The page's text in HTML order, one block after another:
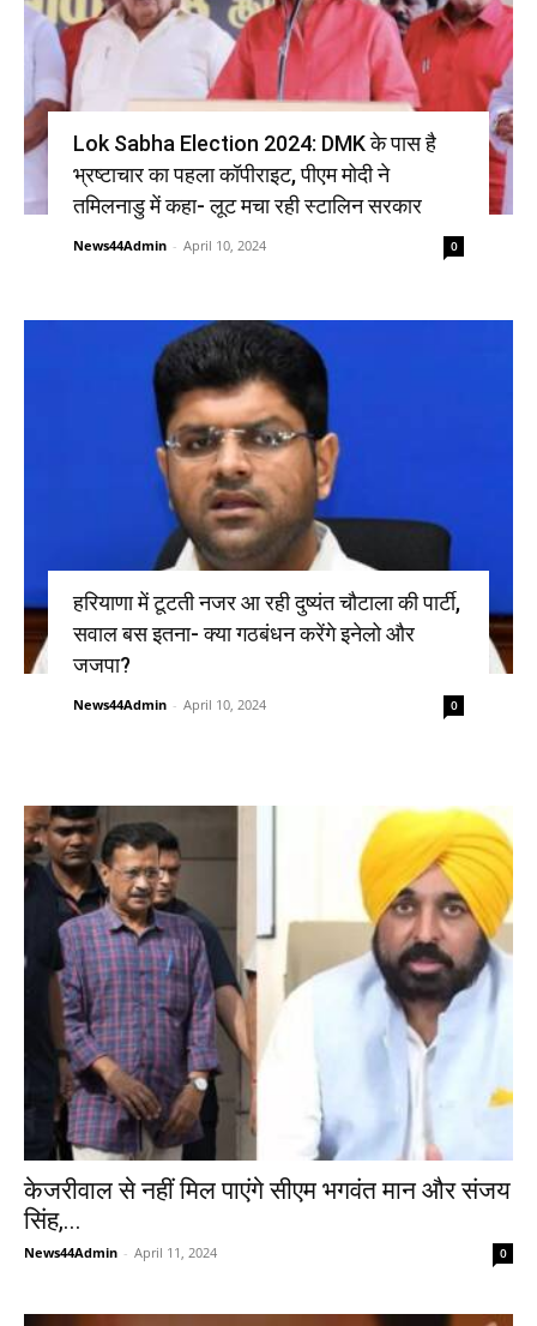
Lok Sabha Election 2024: DMK के पास है
भ्रष्टाचार का पहला कॉपीराइट, पीएम मोदी ने
तमिलनाडु में कहा- लूट मचा रही स्टालिन सरकार
News44Admin - April 10, 2024 0
हरियाणा में टूटती नजर आ रही दुष्यंत चौटाला की पार्टी,
सवाल बस इतना- क्या गठबंधन करेंगे इनेलो और
जजपा?
News44Admin - April 10, 2024 0
केजरीवाल से नहीं मिल पाएंगे सीएम भगवंत मान और संजय
सिंह,...
News44Admin - April 11, 2024 0